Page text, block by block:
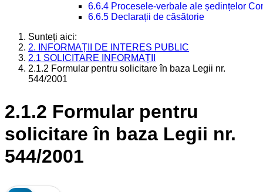
6.6.4 Procesele-verbale ale ședințelor
6.6.5 Declarații de căsătorie
Sunteți aici:
2. INFORMAȚII DE INTERES PUBLIC
2.1 SOLICITARE INFORMAȚII
2.1.2 Formular pentru solicitare în baza Legii nr.
544/2001
2.1.2 Formular pentru
solicitare în baza Legii nr.
544/2001